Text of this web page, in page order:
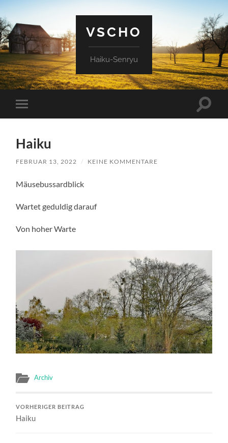
VSCHO
Haiku-Senryu
Mobile-
Menü
Haiku
FEBRUAR 13, 2022 / KEINE KOMMENTARE
Mäusebussardblick
Wartet geduldig darauf
Von hoher Warte
Archiv
VORHERIGER BEITRAG
Haiku